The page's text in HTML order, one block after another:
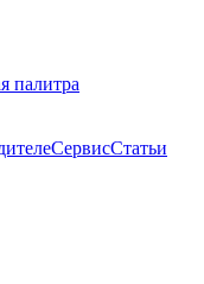
палитра
СервисСтатьи